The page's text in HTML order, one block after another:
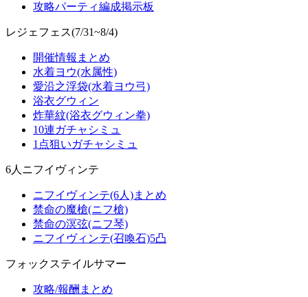
攻略パーティ編成掲示板
レジェフェス(7/31~8/4)
開催情報まとめ
水着ヨウ(水属性)
愛沿之浮袋(水着ヨウ弓)
浴衣グウィン
炸華紋(浴衣グウィン拳)
10連ガチャシミュ
1点狙いガチャシミュ
6人ニフイヴィンテ
ニフイヴィンテ(6人)まとめ
禁命の魔槍(ニフ槍)
禁命の溟弦(ニフ琴)
ニフイヴィンテ(召喚石)5凸
フォックステイルサマー
攻略/報酬まとめ